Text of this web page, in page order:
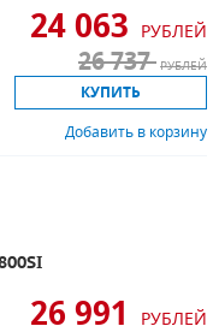
24 063 РУБЛЕЙ
26 737 РУБЛЕЙ
КУПИТЬ
Добавить в корзину
26 991 РУБЛЕЙ